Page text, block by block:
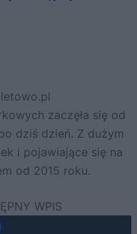
zaczęła się od
dziś dzień. Z dużym
i pojawiające się na
od 2015 roku.